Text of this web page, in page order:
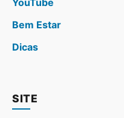
YouTube
Bem Estar
Dicas
SITE